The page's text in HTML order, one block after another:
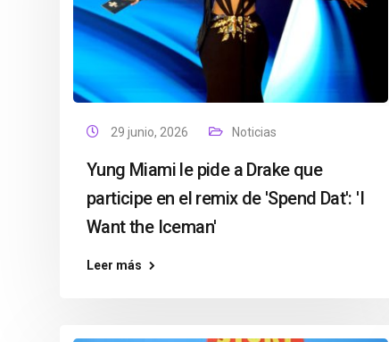
29 junio, 2026 Noticias
Yung Miami le pide a Drake que
participe en el remix de 'Spend Dat': 'I
Want the Iceman'
Leer más